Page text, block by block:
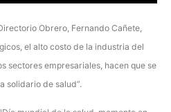
Obrero, Fernando Cañete,
el alto costo de la industria del
sectores empresariales, hacen que se
solidario de salud”.